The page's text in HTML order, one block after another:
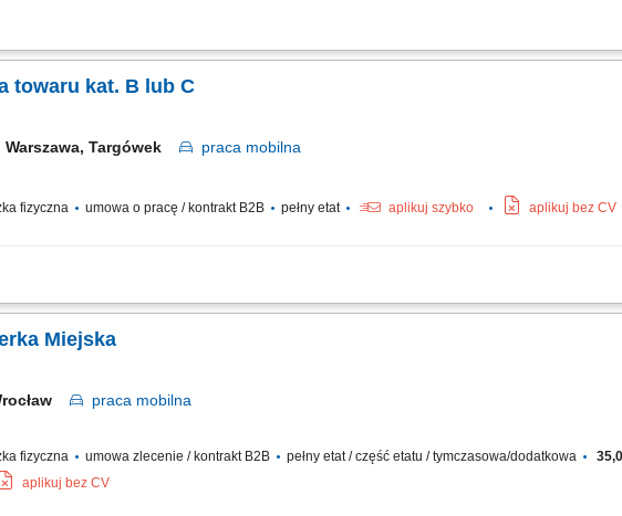
za bezpieczny przewóz i sprawny rozładunek artykułów meblowych bezpośrednio pod adresy
towaru kat. B lub C
Warszawa, Targówek praca mobilna
fizyczna umowa o pracę / kontrakt B2B pełny etat aplikuj szybko aplikuj bez CV
i dostarczanie towarów do Klienta, rozładunek towarów, zapewnienie profesjonalnej obsługi
Miejska
praca mobilna
fizyczna umowa zlecenie / kontrakt B2B pełny etat / część etatu / tymczasowa/dodatkowa
aplikuj bez CV